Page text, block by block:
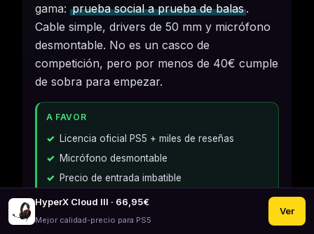
gama: prueba social a prueba de balas .
Cable simple, drivers de 50 mm y micrófono
desmontable. No es un casco de
competición, pero por menos de 40€ cumple
de sobra para empezar.
A FAVOR
Licencia oficial PS5 + miles de reseñas
Micrófono desmontable
Precio de entrada imbatible
EN CONTRA
HyperX Cloud III · 66,95€
Mejor calidad-precio para PS5
Ver